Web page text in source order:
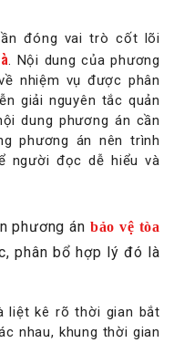
đóng vai trò cốt lõi
. Nội dung của phương
nhiệm vụ được phân
giải nguyên tắc quản
dung phương án cần
phương án nên trình
người đọc dễ hiểu và
phương án bảo vệ tòa
phân bổ hợp lý đó là
liệt kê rõ thời gian bắt
nhau, khung thời gian